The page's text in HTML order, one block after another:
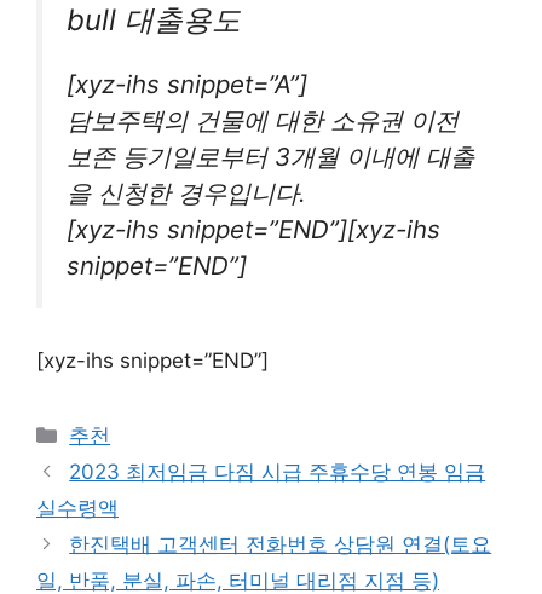
bull 대출용도
[xyz-ihs snippet=”A”]
담보주택의 건물에 대한 소유권 이전
보존 등기일로부터 3개월 이내에 대출
을 신청한 경우입니다.
[xyz-ihs snippet=”END”][xyz-ihs
snippet=”END”]
[xyz-ihs snippet=”END”]
카
테
리
추천
2023 최저임금 다짐 시급 주휴수당 연봉 임금
실수령액
한진택배 고객센터 전화번호 상담원 연결(토요
일, 반품, 분실, 파손, 터미널 대리점 지점 등)